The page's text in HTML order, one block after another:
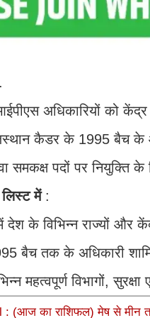
.
अधिकारियों को
कैडर के 1995 बैच
समकक्ष पदों पर नियुक्ति
लिस्ट में:
में देश के विभिन्न राज्यों
बैच तक के अधिकारी
महत्वपूर्ण विभागों,
(आज का राशिफल) मेष से मीन